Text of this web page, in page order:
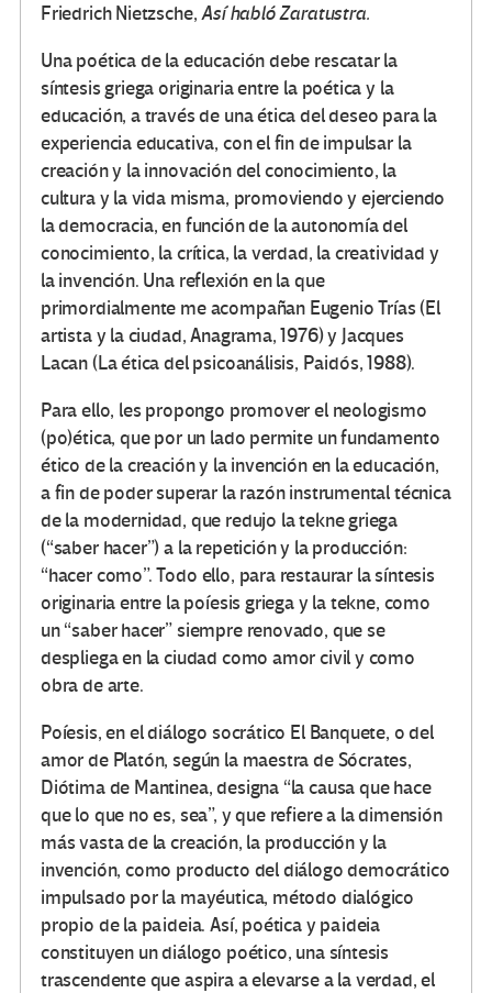
Friedrich Nietzsche,Así habló Zaratustra.
Una poética de la educación debe rescatar la
síntesis griega originaria entre la poética y la
educación, a través de una ética del deseo para la
experiencia educativa, con el fin de impulsar la
creación y la innovación del conocimiento, la
cultura y la vida misma, promoviendo y ejerciendo
la democracia, en función de la autonomía del
conocimiento, la crítica, la verdad, la creatividad y
la invención. Una reflexión en la que
primordialmente me acompañan Eugenio Trías (El
artista y la ciudad, Anagrama, 1976) y Jacques
Lacan (La ética del psicoanálisis, Paidós, 1988).
Para ello, les propongo promover el neologismo
(po)ética, que por un lado permite un fundamento
ético de la creación y la invención en la educación,
a fin de poder superar la razón instrumental técnica
de la modernidad, que redujo la tekne griega
(“saber hacer”) a la repetición y la producción:
“hacer como”. Todo ello, para restaurar la síntesis
originaria entre la poíesis griega y la tekne, como
un “saber hacer” siempre renovado, que se
despliega en la ciudad como amor civil y como
obra de arte.
Poíesis, en el diálogo socrático El Banquete, o del
amor de Platón, según la maestra de Sócrates,
Diótima de Mantinea, designa “la causa que hace
que lo que no es, sea”, y que refiere a la dimensión
más vasta de la creación, la producción y la
invención, como producto del diálogo democrático
impulsado por la mayéutica, método dialógico
propio de la paideia. Así, poética y paideia
constituyen un diálogo poético, una síntesis
trascendente que aspira a elevarse a la verdad, el